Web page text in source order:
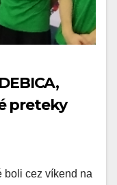
preteky
boli cez víkend na